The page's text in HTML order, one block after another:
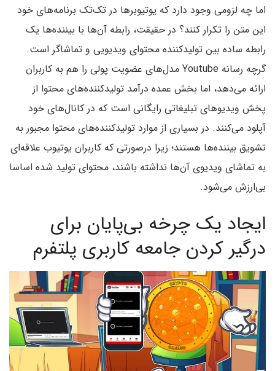
اما چه لزومی وجود دارد که یوتیوبرها در تک‌تک برنامه‌های خود
این متن را تکرار کنند؟ در حقیقت، رابطه آن‌ها با بیننده‌ها یک
رابطه ساده بین تولیدکننده محتوای ویدیویی و تماشاگر است.
گرچه رسانه Youtube مدل‌های عضویت پولی را هم به کاربران
ارائه می‌دهد، اما بخش عمده درآمد تولید‌کننده‌های محتوا از
پخش ویدیوهای تبلیغاتی رایگانی است که در کانال‌های خود
آپلود می‌کنند. در بسیاری از موارد تولید‌کننده‌های محتوا مجبور به
تشویق بیننده‌ها هستند؛ زیرا درصورتی که کاربران یوتیوب علاقه‌ای
به تماشای ویدیوی آن‌ها نداشته باشند، محتوای تولید شده اساسا
بی‌ارزش می‌شود.
ایجاد یک چرخه بی‌پایان برای
درگیر کردن جامعه کاربری پلتفرم